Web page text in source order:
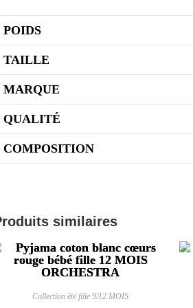
POIDS
TAILLE
MARQUE
QUALITÉ
COMPOSITION
similaires
Collection été fille 9/12 MOIS